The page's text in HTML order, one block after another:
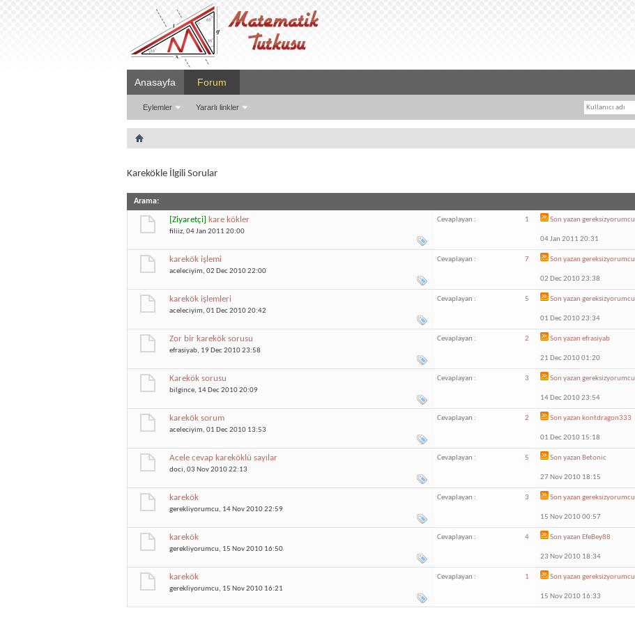
Anasayfa Forum
Eylemler Yararlı linkler
Karekökle İlgili Sorular
Arama:
[Ziyaretçi] kare kökler
filiiz, 04 Jan 2011 20:00
Cevaplayan : 1 Son yazan gereksizyorumcu
04 Jan 2011 20:31
karekök işlemi
aceleciyim, 02 Dec 2010 22:00
Cevaplayan : 7 Son yazan gereksizyorumcu
02 Dec 2010 23:38
karekök işlemleri
aceleciyim, 01 Dec 2010 20:42
Cevaplayan : 5 Son yazan gereksizyorumcu
01 Dec 2010 23:34
Zor bir karekök sorusu
efrasiyab, 19 Dec 2010 23:58
Cevaplayan : 2 Son yazan efrasiyab
21 Dec 2010 01:20
Karekök sorusu
bilgince, 14 Dec 2010 20:09
Cevaplayan : 3 Son yazan gereksizyorumcu
14 Dec 2010 23:54
karekök sorum
aceleciyim, 01 Dec 2010 13:53
Cevaplayan : 2 Son yazan kontdragon333
01 Dec 2010 15:18
Acele cevap kareköklü sayılar
doci, 03 Nov 2010 22:13
Cevaplayan : 5 Son yazan Betonic
27 Nov 2010 18:15
karekök
gerekliyorumcu, 14 Nov 2010 22:59
Cevaplayan : 3 Son yazan gereksizyorumcu
15 Nov 2010 00:57
karekök
gerekliyorumcu, 15 Nov 2010 16:50
Cevaplayan : 4 Son yazan EfeBey88
23 Nov 2010 18:34
karekök
gerekliyorumcu, 15 Nov 2010 16:21
Cevaplayan : 1 Son yazan gereksizyorumcu
15 Nov 2010 16:33